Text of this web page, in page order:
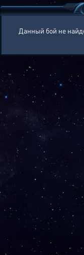
Данный бой не